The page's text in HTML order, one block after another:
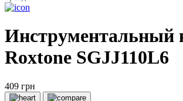
Инструментальный
Roxtone SGJJ110L6
409 грн